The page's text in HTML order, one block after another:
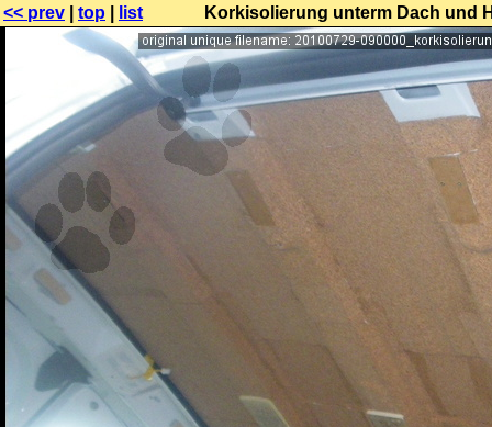
<< prev top list Korkisolierung unterm Dach und